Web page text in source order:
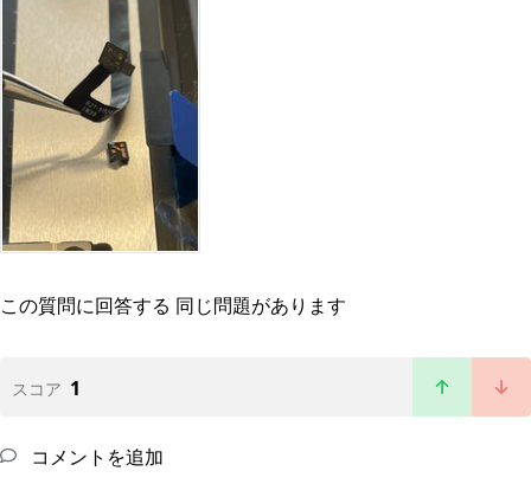
この質問に回答する 同じ問題があります
スコア 1
コメントを追加